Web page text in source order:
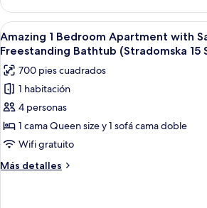
(Sw.
Jana
13
Street)
clásico,
habitación,
para
fumadores,
cocina
(Sw.
Jana
13
Abrir
todas
las
fotos
de
Amazing
1
Bedroom
Apartment
with
Una sala
37
Amazing 1 Bedroom Apartment with
Freestanding Bathtub (Stradomska 15
700 pies cuadrados
1 habitación
4 personas
1 cama Queen size y 1 sofá cama doble
Wifi gratuito
Más detalles
Más